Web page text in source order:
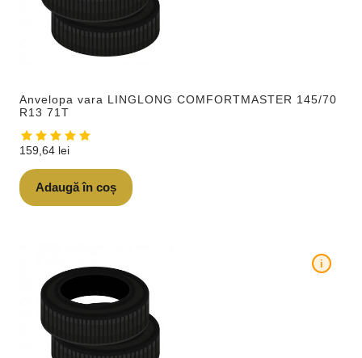
Anvelopa vara LINGLONG COMFORTMASTER 145/70
R13 71T
159,64 lei
Adaugă în coș
i